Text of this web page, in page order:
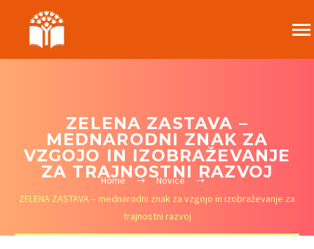
ZELENA ZASTAVA –
MEDNARODNI ZNAK ZA
VZGOJO IN IZOBRAŽEVANJE
ZA TRAJNOSTNI RAZVOJ
Home
Novice
ZELENA ZASTAVA – mednarodni znak za vzgojo in izobraževanje za
trajnostni razvoj